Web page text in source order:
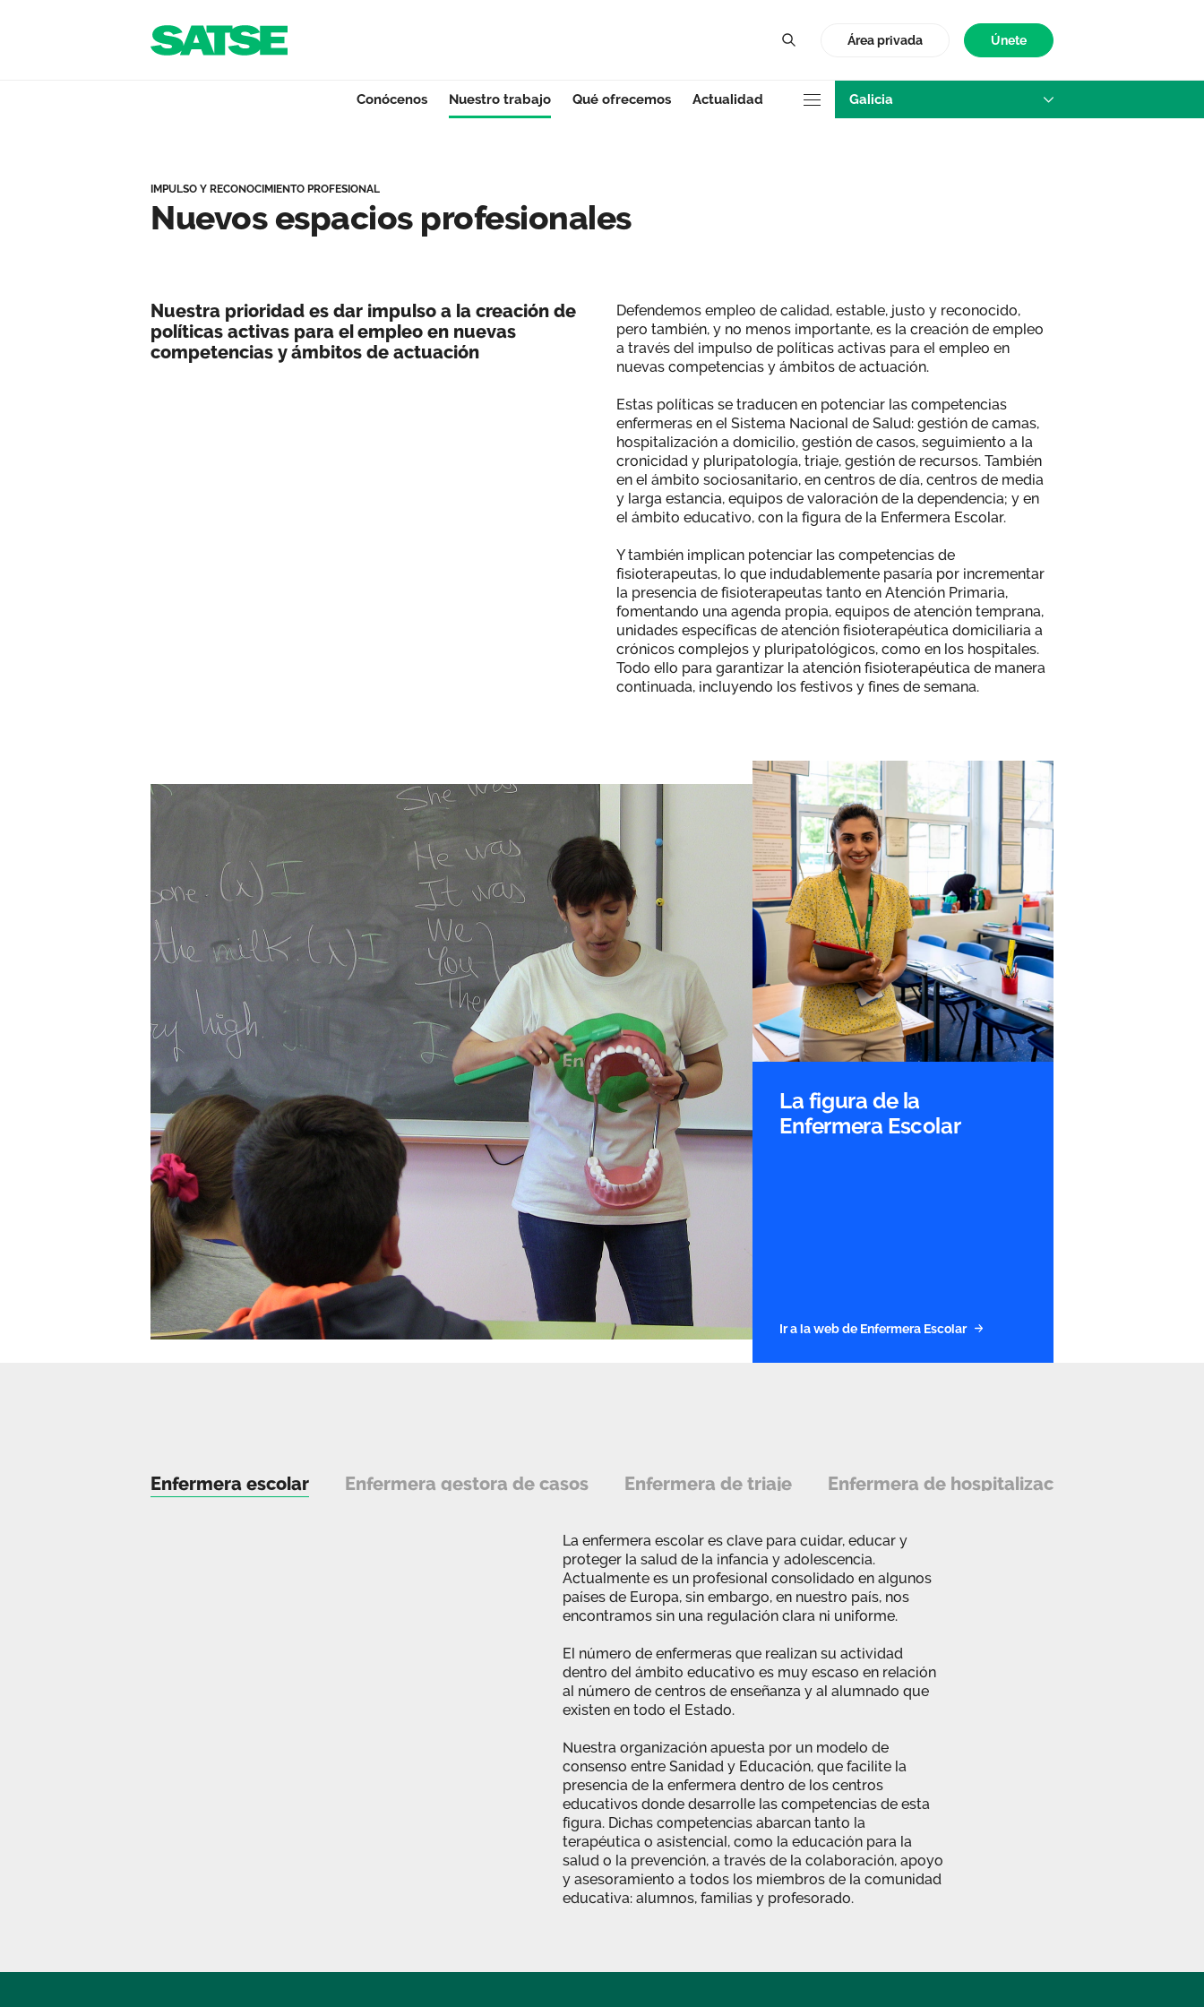
Navegación
Área privada
Únete
Conócenos Nuestro trabajo Qué ofrecemos Actualidad
Qué ofrecemos
Galicia
IMPULSO Y RECONOCIMIENTO PROFESIONAL
Nuevos espacios profesionales
Nuestra prioridad es dar impulso a la creación de
políticas activas para el empleo en nuevas
competencias y ámbitos de actuación
Defendemos empleo de calidad, estable, justo y reconocido,
pero también, y no menos importante, es la creación de empleo
a través del impulso de políticas activas para el empleo en
nuevas competencias y ámbitos de actuación.
Estas políticas se traducen en potenciar las competencias
enfermeras en el Sistema Nacional de Salud: gestión de camas,
hospitalización a domicilio, gestión de casos, seguimiento a la
cronicidad y pluripatología, triaje, gestión de recursos. También
en el ámbito sociosanitario, en centros de día, centros de media
y larga estancia, equipos de valoración de la dependencia; y en
el ámbito educativo, con la figura de la Enfermera Escolar.
Y también implican potenciar las competencias de
fisioterapeutas, lo que indudablemente pasaría por incrementar
la presencia de fisioterapeutas tanto en Atención Primaria,
fomentando una agenda propia, equipos de atención temprana,
unidades específicas de atención fisioterapéutica domiciliaria a
crónicos complejos y pluripatológicos, como en los hospitales.
Todo ello para garantizar la atención fisioterapéutica de manera
continuada, incluyendo los festivos y fines de semana.
La figura de la
Enfermera Escolar
Ir a la web de Enfermera Escolar
Enfermera escolar Enfermera gestora de casos Enfermera de triaje Enfermera de hospitalización domiciliaria
La enfermera escolar es clave para cuidar, educar y
proteger la salud de la infancia y adolescencia.
Actualmente es un profesional consolidado en algunos
países de Europa, sin embargo, en nuestro país, nos
encontramos sin una regulación clara ni uniforme.
El número de enfermeras que realizan su actividad
dentro del ámbito educativo es muy escaso en relación
al número de centros de enseñanza y al alumnado que
existen en todo el Estado.
Nuestra organización apuesta por un modelo de
consenso entre Sanidad y Educación, que facilite la
presencia de la enfermera dentro de los centros
educativos donde desarrolle las competencias de esta
figura. Dichas competencias abarcan tanto la
terapéutica o asistencial, como la educación para la
salud o la prevención, a través de la colaboración, apoyo
y asesoramiento a todos los miembros de la comunidad
educativa: alumnos, familias y profesorado.